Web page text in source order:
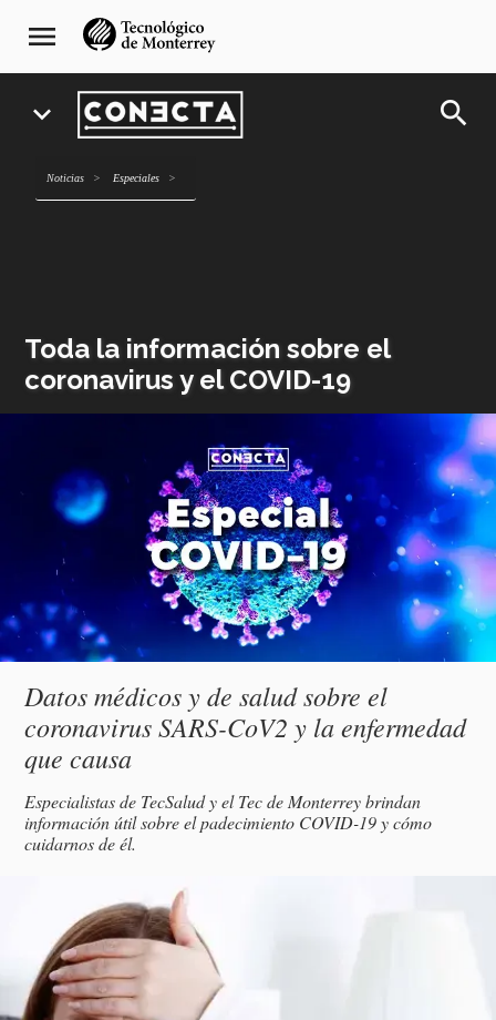
navegación
principal
menu
expand_more search
Noticias Especiales
Toda la información sobre el
coronavirus y el COVID-19
Subtítulo
Datos médicos y de salud sobre el
coronavirus SARS-CoV2 y la enfermedad
que causa
Descripción
Especialistas de TecSalud y el Tec de Monterrey brindan
información útil sobre el padecimiento COVID-19 y cómo
cuidarnos de él.